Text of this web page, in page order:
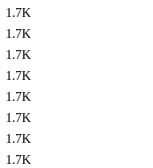
1.7K
1.7K
1.7K
1.7K
1.7K
1.7K
1.7K
1.7K